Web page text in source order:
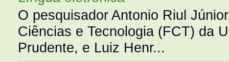
O pesquisador Antonio Riul
Ciências e Tecnologia (FCT) da
Prudente, e Luiz Henr...